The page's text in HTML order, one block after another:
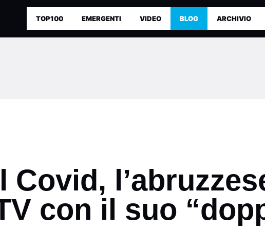
TOP100 EMERGENTI VIDEO BLOG ARCHIVIO
con il suo